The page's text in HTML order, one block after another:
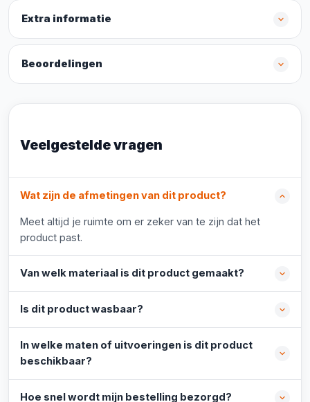
Extra informatie
Beoordelingen
Veelgestelde vragen
Wat zijn de afmetingen van dit product?
Meet altijd je ruimte om er zeker van te zijn dat het
product past.
Van welk materiaal is dit product gemaakt?
Is dit product wasbaar?
In welke maten of uitvoeringen is dit product
beschikbaar?
Hoe snel wordt mijn bestelling bezorgd?